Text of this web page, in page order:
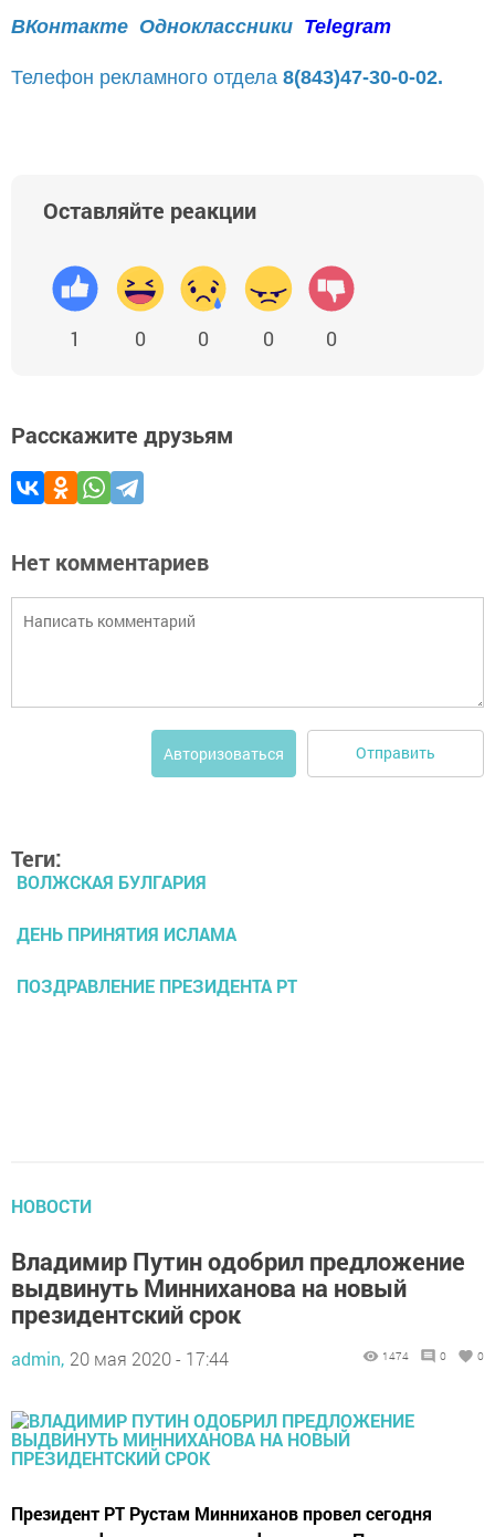
ВКонтакте Одноклассники Telegram
Телефон рекламного отдела 8(843)47-30-0-02.
Оставляйте реакции
1 0 0 0 0
Расскажите друзьям
Нет комментариев
Авторизоваться Отправить
Теги:
ВОЛЖСКАЯ БУЛГАРИЯ
ДЕНЬ ПРИНЯТИЯ ИСЛАМА
ПОЗДРАВЛЕНИЕ ПРЕЗИДЕНТА РТ
НОВОСТИ
Владимир Путин одобрил предложение
выдвинуть Минниханова на новый
президентский срок
admin, 20 мая 2020 - 17:44 1474 0 0
Президент РТ Рустам Минниханов провел сегодня